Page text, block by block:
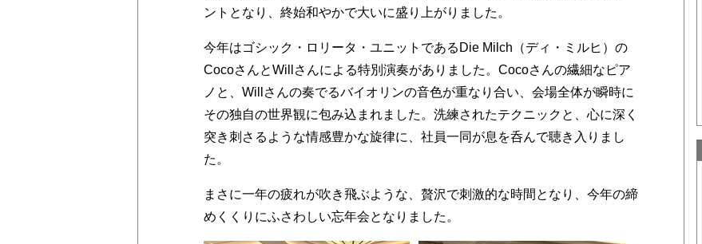
ントとなり、終始和やかで大いに盛り上がりました。
今年はゴシック・ロリータ・ユニットであるDie Milch（ディ・ミルヒ）の
CocoさんとWillさんによる特別演奏がありました。Cocoさんの繊細なピア
ノと、Willさんの奏でるバイオリンの音色が重なり合い、会場全体が瞬時に
その独自の世界観に包み込まれました。洗練されたテクニックと、心に深く
突き刺さるような情感豊かな旋律に、社員一同が息を呑んで聴き入りまし
た。
まさに一年の疲れが吹き飛ぶような、贅沢で刺激的な時間となり、今年の締
めくくりにふさわしい忘年会となりました。